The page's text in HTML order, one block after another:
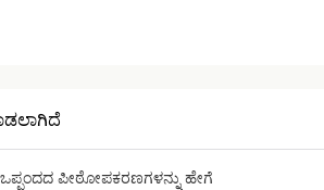
ಒಪ್ಪಂದದ ಪೀಠೋಪಕರಣಗಳನ್ನು ಹೇಗೆ